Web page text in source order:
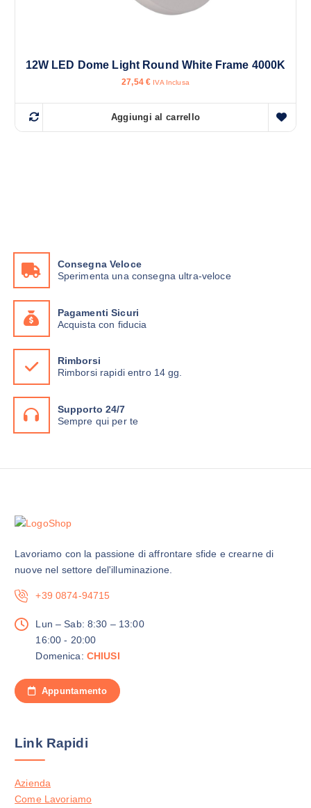
12W LED Dome Light Round White Frame 4000K
27,54 € IVA Inclusa
Aggiungi al carrello
Consegna Veloce
Sperimenta una consegna ultra-veloce
Pagamenti Sicuri
Acquista con fiducia
Rimborsi
Rimborsi rapidi entro 14 gg.
Supporto 24/7
Sempre qui per te
Lavoriamo con la passione di affrontare sfide e crearne di
nuove nel settore del'illuminazione.
+39 0874-94715
Lun – Sab: 8:30 – 13:00
16:00 - 20:00
Domenica: CHIUSI
Appuntamento
Link Rapidi
Azienda
Come Lavoriamo